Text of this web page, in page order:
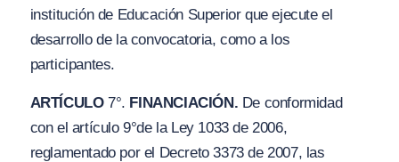
institución de Educación Superior que ejecute el
desarrollo de la convocatoria, como a los
participantes.
ARTÍCULO 7°. FINANCIACIÓN. De conformidad
con el artículo 9°de la Ley 1033 de 2006,
reglamentado por el Decreto 3373 de 2007, las